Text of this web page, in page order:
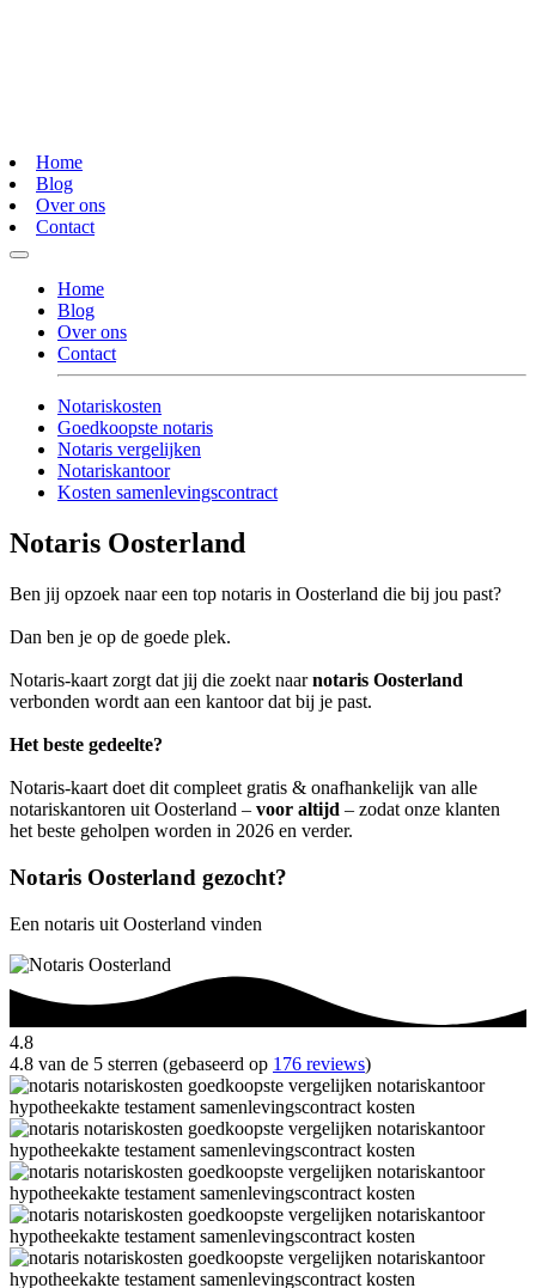
Home
Blog
Over ons
Contact
Home
Blog
Over ons
Contact
Notariskosten
Goedkoopste notaris
Notaris vergelijken
Notariskantoor
Kosten samenlevingscontract
Notaris Oosterland
Ben jij opzoek naar een top notaris in Oosterland die bij jou past?
Dan ben je op de goede plek.
Notaris-kaart zorgt dat jij die zoekt naarnotaris Oosterland
verbonden wordt aan een kantoor dat bij je past.
Het beste gedeelte?
Notaris-kaart doet dit compleet gratis & onafhankelijk van alle
notariskantoren uit Oosterland – voor altijd – zodat onze klanten
het beste geholpen worden in 2026 en verder.
Notaris Oosterland gezocht?
Een notaris uit Oosterland vinden
4.8
4.8 van de 5 sterren (gebaseerd op 176 reviews)